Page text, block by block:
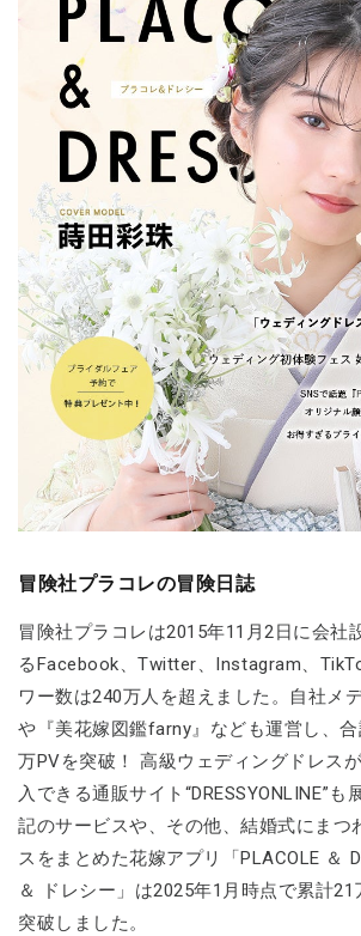
冒険社プラコレの冒険日誌
冒険社プラコレは2015年11月2日に会社
るFacebook、Twitter、Instagram、
ワー数は240万人を超えました。自社メデ
や『美花嫁図鑑farny』なども運営し、
万PVを突破！ 高級ウェディングドレス
入できる通販サイト“DRESSYONLINE”
記のサービスや、その他、結婚式にまつ
スをまとめた花嫁アプリ「PLACOLE ＆
＆ ドレシー」は2025年1月時点で累計
突破しました。